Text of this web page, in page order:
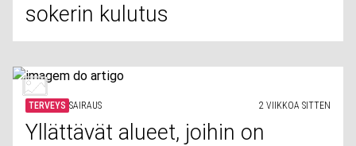
sokerin kulutus
TERVEYS SAIRAUS 2 VIIKKOA SITTEN
Yllättävät alueet, joihin on